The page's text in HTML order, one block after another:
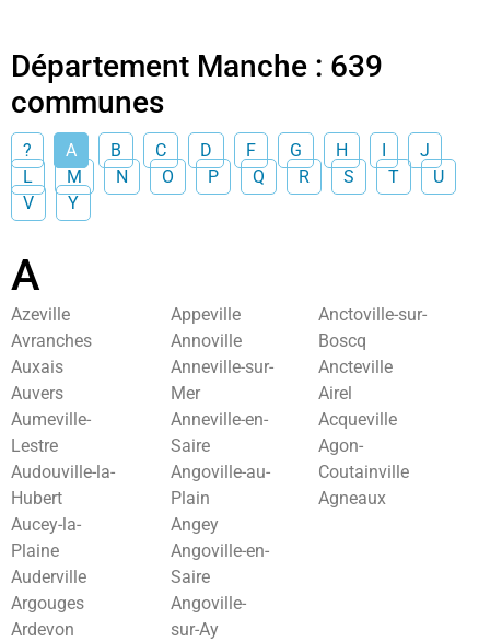
Département Manche : 639
communes
? A B C D F G H I
J
L
M N O P Q R S T
U
V
Y
A
Azeville
Avranches
Auxais
Auvers
Aumeville-
Lestre
Audouville-la-
Hubert
Aucey-la-
Plaine
Auderville
Argouges
Ardevon
Appeville
Annoville
Anneville-sur-
Mer
Anneville-en-
Saire
Angoville-au-
Plain
Angey
Angoville-en-
Saire
Angoville-
sur-Ay
Anctoville-sur-
Boscq
Ancteville
Airel
Acqueville
Agon-
Coutainville
Agneaux